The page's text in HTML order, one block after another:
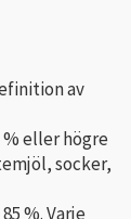
av
eller högre
socker,
%. Varje